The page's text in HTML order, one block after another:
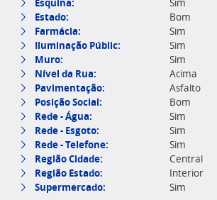
Sim
Estado: Bom
Farmácia: Sim
Iluminação Públic: Sim
Muro: Sim
Nível da Rua: Acima
Pavimentação: Asfalto
Posição Social: Bom
Rede - Água: Sim
Rede - Esgoto: Sim
Rede - Telefone: Sim
Região Cidade: Central
Região Estado: Interior
Supermercado: Sim